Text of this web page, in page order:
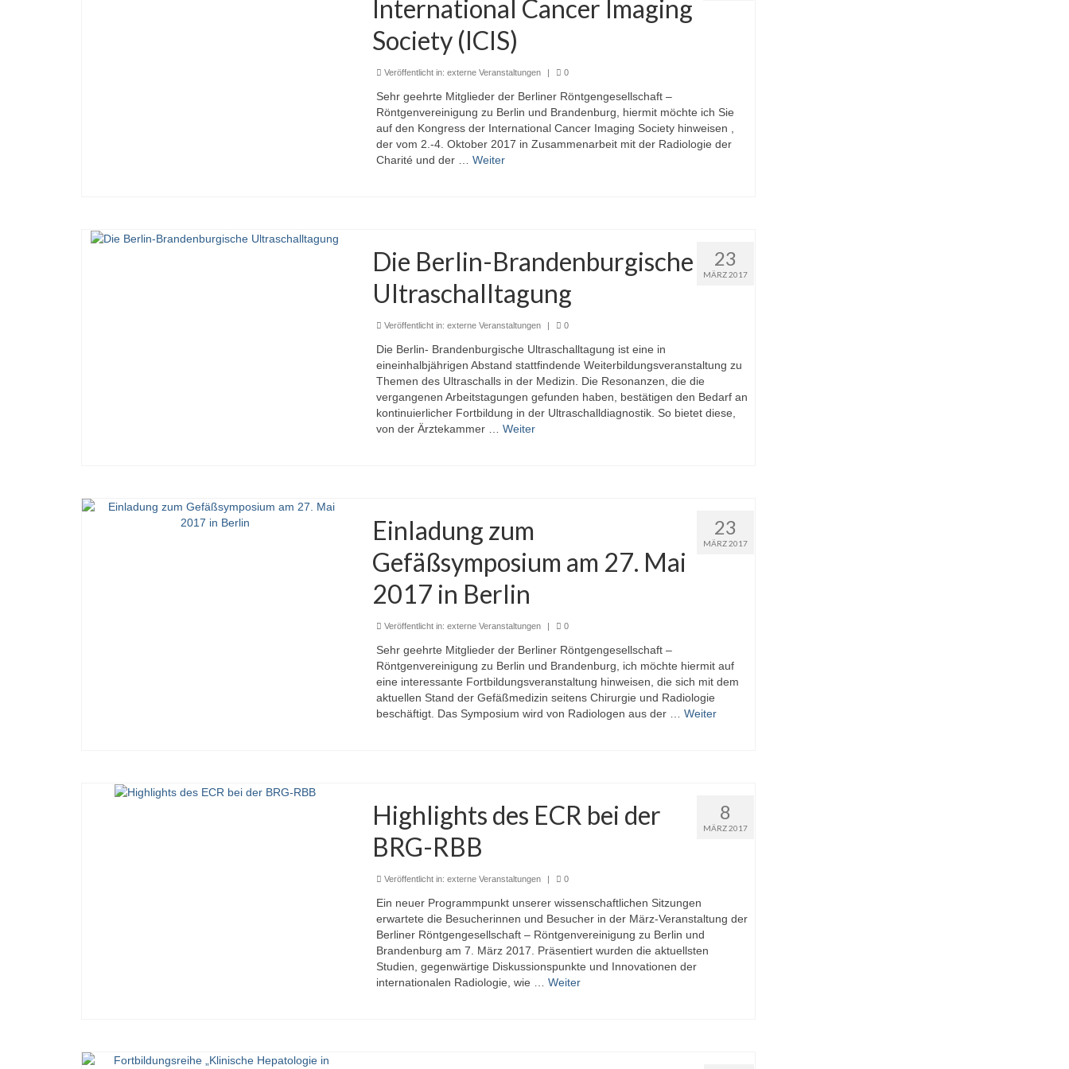
International Cancer Imaging
Society (ICIS)
Veröffentlicht in: externe Veranstaltungen | 0
Sehr geehrte Mitglieder der Berliner Röntgengesellschaft –
Röntgenvereinigung zu Berlin und Brandenburg, hiermit möchte ich Sie
auf den Kongress der International Cancer Imaging Society hinweisen ,
der vom 2.-4. Oktober 2017 in Zusammenarbeit mit der Radiologie der
Charité und der … Weiter
23
MÄRZ 2017
Die Berlin-Brandenburgische
Ultraschalltagung
Veröffentlicht in: externe Veranstaltungen | 0
Die Berlin- Brandenburgische Ultraschalltagung ist eine in
eineinhalbjährigen Abstand stattfindende Weiterbildungsveranstaltung zu
Themen des Ultraschalls in der Medizin. Die Resonanzen, die die
vergangenen Arbeitstagungen gefunden haben, bestätigen den Bedarf an
kontinuierlicher Fortbildung in der Ultraschalldiagnostik. So bietet diese,
von der Ärztekammer … Weiter
23
MÄRZ 2017
Einladung zum
Gefäßsymposium am 27. Mai
2017 in Berlin
Veröffentlicht in: externe Veranstaltungen | 0
Sehr geehrte Mitglieder der Berliner Röntgengesellschaft –
Röntgenvereinigung zu Berlin und Brandenburg, ich möchte hiermit auf
eine interessante Fortbildungsveranstaltung hinweisen, die sich mit dem
aktuellen Stand der Gefäßmedizin seitens Chirurgie und Radiologie
beschäftigt. Das Symposium wird von Radiologen aus der … Weiter
8
MÄRZ 2017
Highlights des ECR bei der
BRG-RBB
Veröffentlicht in: externe Veranstaltungen | 0
Ein neuer Programmpunkt unserer wissenschaftlichen Sitzungen
erwartete die Besucherinnen und Besucher in der März-Veranstaltung der
Berliner Röntgengesellschaft – Röntgenvereinigung zu Berlin und
Brandenburg am 7. März 2017. Präsentiert wurden die aktuellsten
Studien, gegenwärtige Diskussionspunkte und Innovationen der
internationalen Radiologie, wie … Weiter